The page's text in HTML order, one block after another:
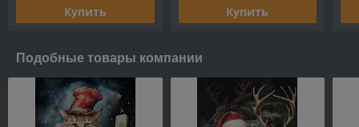
Купить Купить
Подобные товары компании